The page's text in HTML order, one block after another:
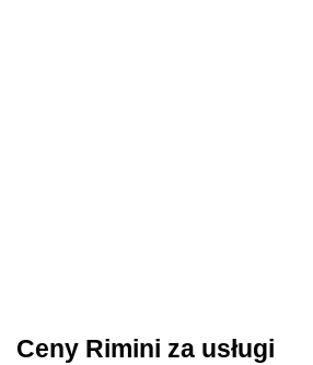
Ceny Rimini za usługi